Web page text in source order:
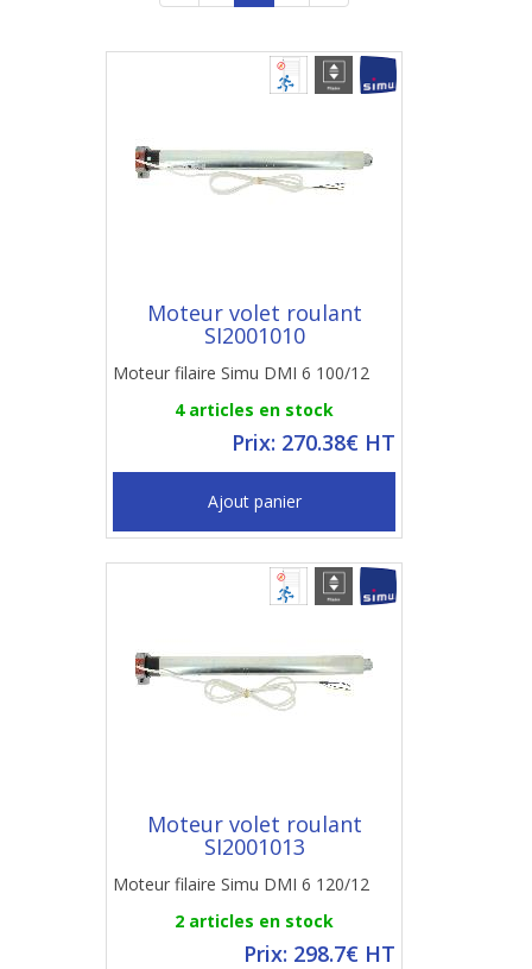
Moteur volet roulant
SI2001010
Moteur filaire Simu DMI 6 100/12
4 articles en stock
Prix: 270.38€ HT
Ajout panier
Moteur volet roulant
SI2001013
Moteur filaire Simu DMI 6 120/12
2 articles en stock
Prix: 298.7€ HT